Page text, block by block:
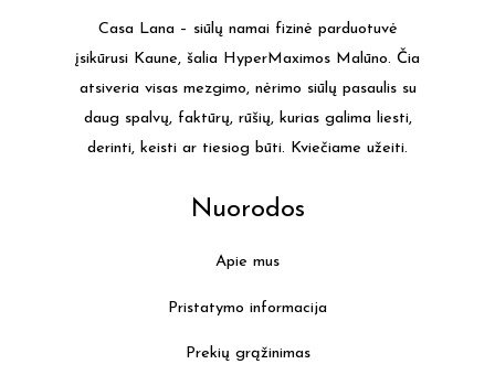
may
be
chosen
on
the
page
Casa Lana – siūlų namai fizinė parduotuvė
įsikūrusi Kaune, šalia HyperMaximos Malūno. Čia
atsiveria visas mezgimo, nėrimo siūlų pasaulis su
daug spalvų, faktūrų, rūšių, kurias galima liesti,
derinti, keisti ar tiesiog būti. Kviečiame užeiti.
Nuorodos
Apie mus
Pristatymo informacija
Prekių grąžinimas